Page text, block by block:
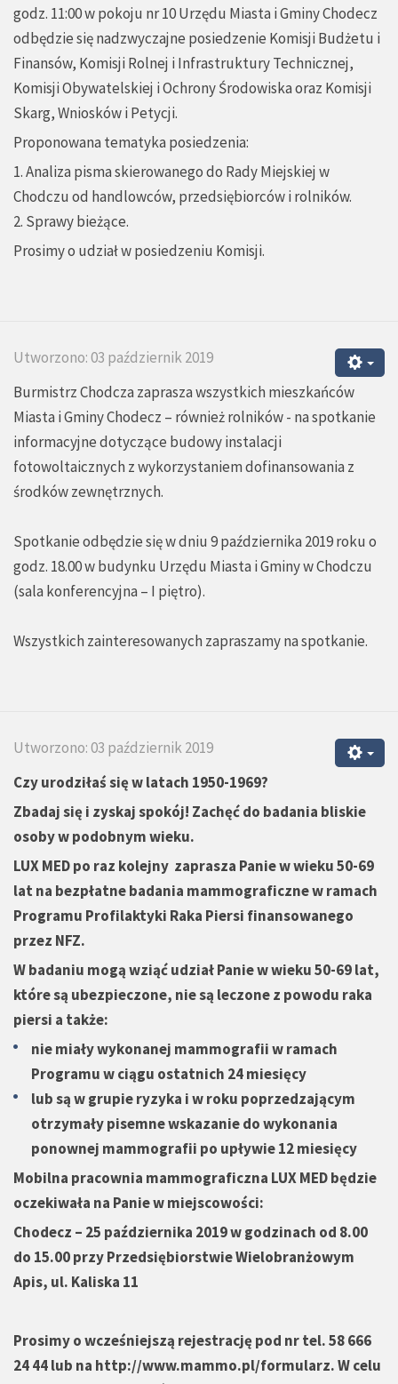
godz. 11:00 w pokoju nr 10 Urzędu Miasta i Gminy Chodecz
odbędzie się nadzwyczajne posiedzenie Komisji Budżetu i
Finansów, Komisji Rolnej i Infrastruktury Technicznej,
Komisji Obywatelskiej i Ochrony Środowiska oraz Komisji
Skarg, Wniosków i Petycji.
Proponowana tematyka posiedzenia:
1. Analiza pisma skierowanego do Rady Miejskiej w
Chodczu od handlowców, przedsiębiorców i rolników.
2. Sprawy bieżące.
Prosimy o udział w posiedzeniu Komisji.
Utworzono: 03 październik 2019
Burmistrz Chodcza zaprasza wszystkich mieszkańców
Miasta i Gminy Chodecz – również rolników - na spotkanie
informacyjne dotyczące budowy instalacji
fotowoltaicznych z wykorzystaniem dofinansowania z
środków zewnętrznych.
Spotkanie odbędzie się w dniu 9 października 2019 roku o
godz. 18.00 w budynku Urzędu Miasta i Gminy w Chodczu
(sala konferencyjna – I piętro).
Wszystkich zainteresowanych zapraszamy na spotkanie.
Utworzono: 03 październik 2019
Czy urodziłaś się w latach 1950-1969?
Zbadaj się i zyskaj spokój! Zachęć do badania bliskie
osoby w podobnym wieku.
LUX MED po raz kolejny zaprasza Panie w wieku 50-69
lat na bezpłatne badania mammograficzne w ramach
Programu Profilaktyki Raka Piersi finansowanego
przez NFZ.
W badaniu mogą wziąć udział Panie w wieku 50-69 lat,
które są ubezpieczone, nie są leczone z powodu raka
piersi a także:
nie miały wykonanej mammografii w ramach
Programu w ciągu ostatnich 24 miesięcy
lub są w grupie ryzyka i w roku poprzedzającym
otrzymały pisemne wskazanie do wykonania
ponownej mammografii po upływie 12 miesięcy
Mobilna pracownia mammograficzna LUX MED będzie
oczekiwała na Panie w miejscowości:
Chodecz – 25 października 2019 w godzinach od 8.00
do 15.00 przy Przedsiębiorstwie Wielobranżowym
Apis, ul. Kaliska 11
Prosimy o wcześniejszą rejestrację pod nr tel. 58 666
24 44 lub na http://www.mammo.pl/formularz. W celu